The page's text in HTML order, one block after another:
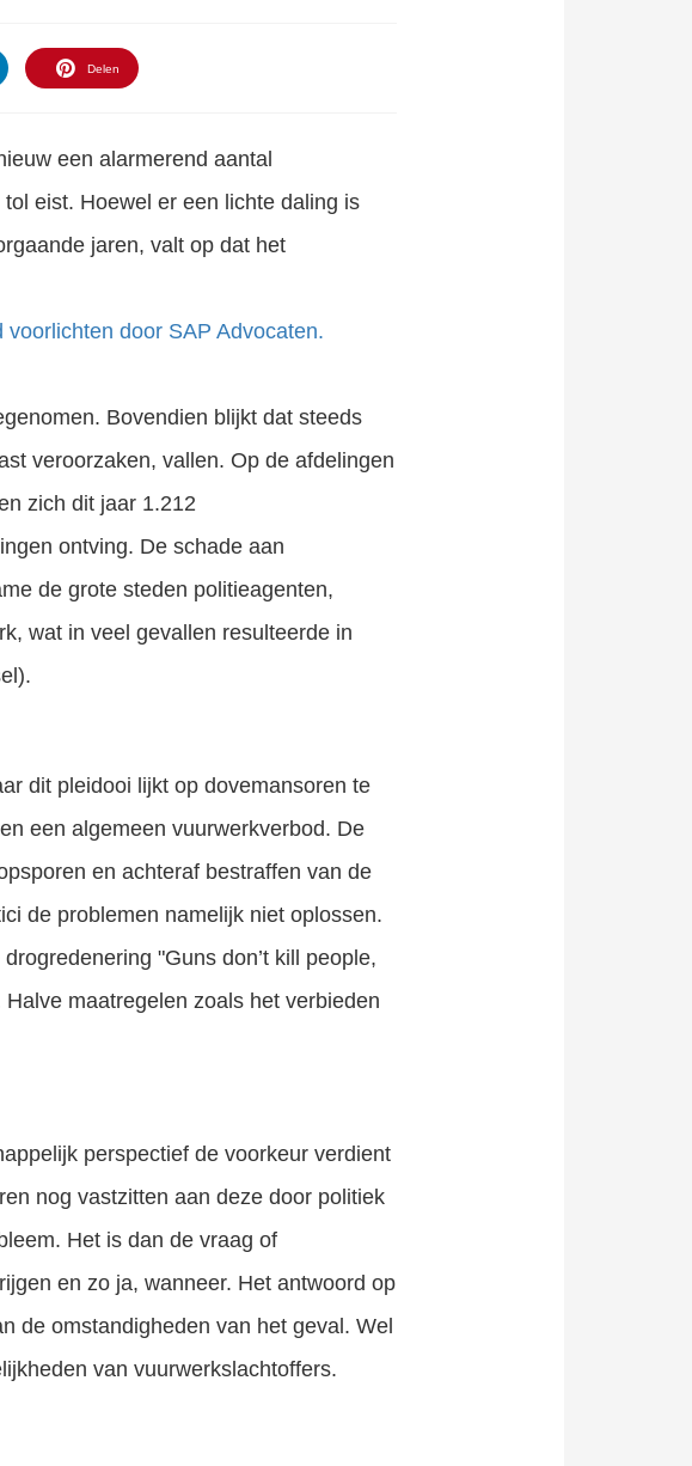
Delen
een alarmerend aantal
eist. Hoewel er een lichte daling is
jaren, valt op dat het
door SAP Advocaten.
Bovendien blijkt dat steeds
veroorzaken, vallen. Op de afdelingen
zich dit jaar 1.212
ontving. De schade aan
de grote steden politieagenten,
wat in veel gevallen resulteerde in
dit pleidooi lijkt op dovemansoren te
een algemeen vuurwerkverbod. De
en achteraf bestraffen van de
de problemen namelijk niet oplossen.
"Guns don’t kill people,
maatregelen zoals het verbieden
perspectief de voorkeur verdient
nog vastzitten aan deze door politiek
Het is dan de vraag of
en zo ja, wanneer. Het antwoord op
de omstandigheden van het geval. Wel
van vuurwerkslachtoffers.